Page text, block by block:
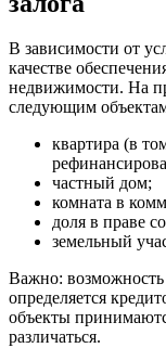
В зависимости от
качестве
недвижимости. На
следующим
квартира (в
частный дом;
комната в
доля в праве
земельный
Важно: возможность
определяется
объекты
различаться.